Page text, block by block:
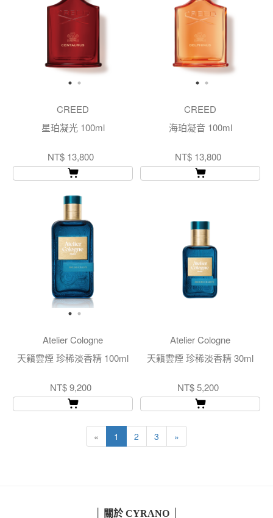
CREED
星珀凝光 100ml
NT$ 13,800
CREED
海珀凝音 100ml
NT$ 13,800
Atelier Cologne
天籟雲煙 珍稀淡香精 100ml
NT$ 9,200
Atelier Cologne
天籟雲煙 珍稀淡香精 30ml
NT$ 5,200
« 1 2 3 »
│ 關於 CYRANO │